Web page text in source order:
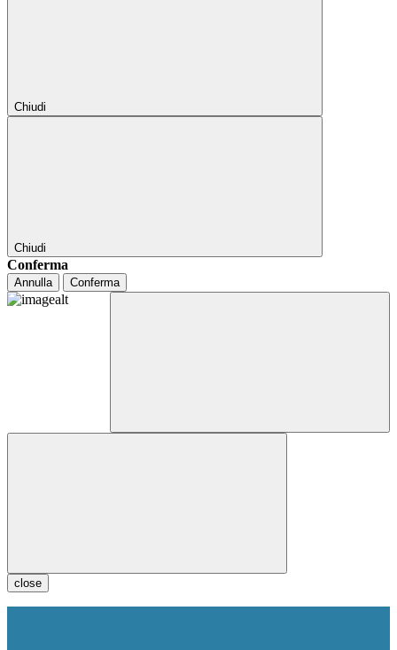
Chiudi
Chiudi
Conferma
Annulla Conferma
close